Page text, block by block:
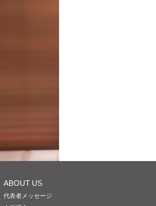
ABOUT US
代表者メッセージ